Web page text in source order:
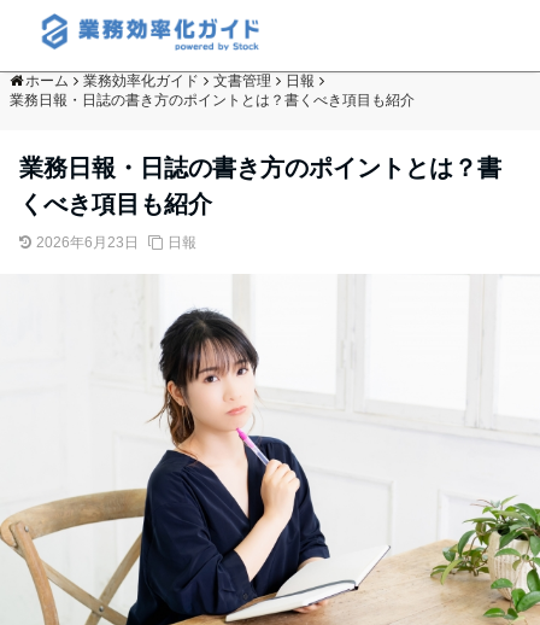
ホーム 業務効率化ガイド 文書管理
日報
業務日報・日誌の書き方のポイントとは？書くべき項目も紹介
業務日報・日誌の書き方のポイントとは？書
くべき項目も紹介
2026年6月23日 日報